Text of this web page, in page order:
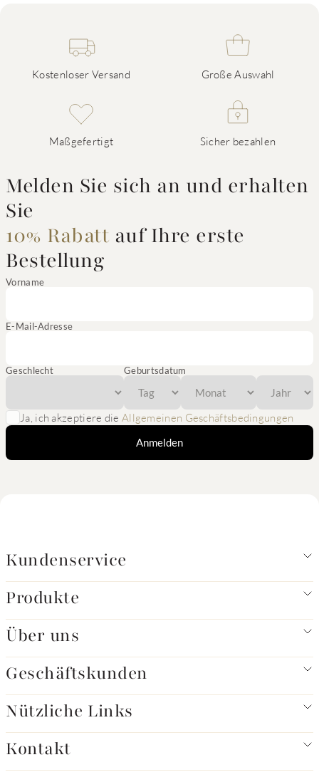
Kostenloser Versand Große Auswahl
Maßgefertigt Sicher bezahlen
Melden Sie sich an und erhalten
Sie
10% Rabatt auf Ihre erste
Bestellung
Vorname
E-Mail-Adresse
Geschlecht Geburtsdatum
Ja, ich akzeptiere die Allgemeinen Geschäftsbedingungen
Anmelden
Kundenservice
Produkte
Über uns
Geschäftskunden
Nützliche Links
Kontakt